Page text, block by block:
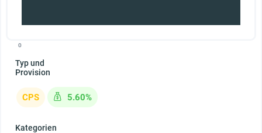
0
Typ und
Provision
CPS 5.60%
Kategorien